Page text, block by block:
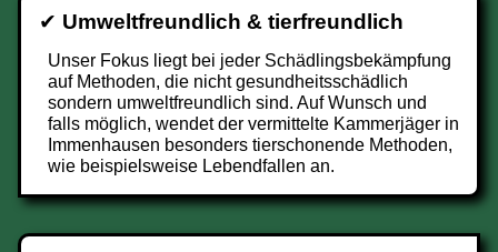
✔ Umweltfreundlich & tierfreundlich
Unser Fokus liegt bei jeder Schädlingsbekämpfung
auf Methoden, die nicht gesundheitsschädlich
sondern umweltfreundlich sind. Auf Wunsch und
falls möglich, wendet der vermittelte Kammerjäger in
Immenhausen besonders tierschonende Methoden,
wie beispielsweise Lebendfallen an.